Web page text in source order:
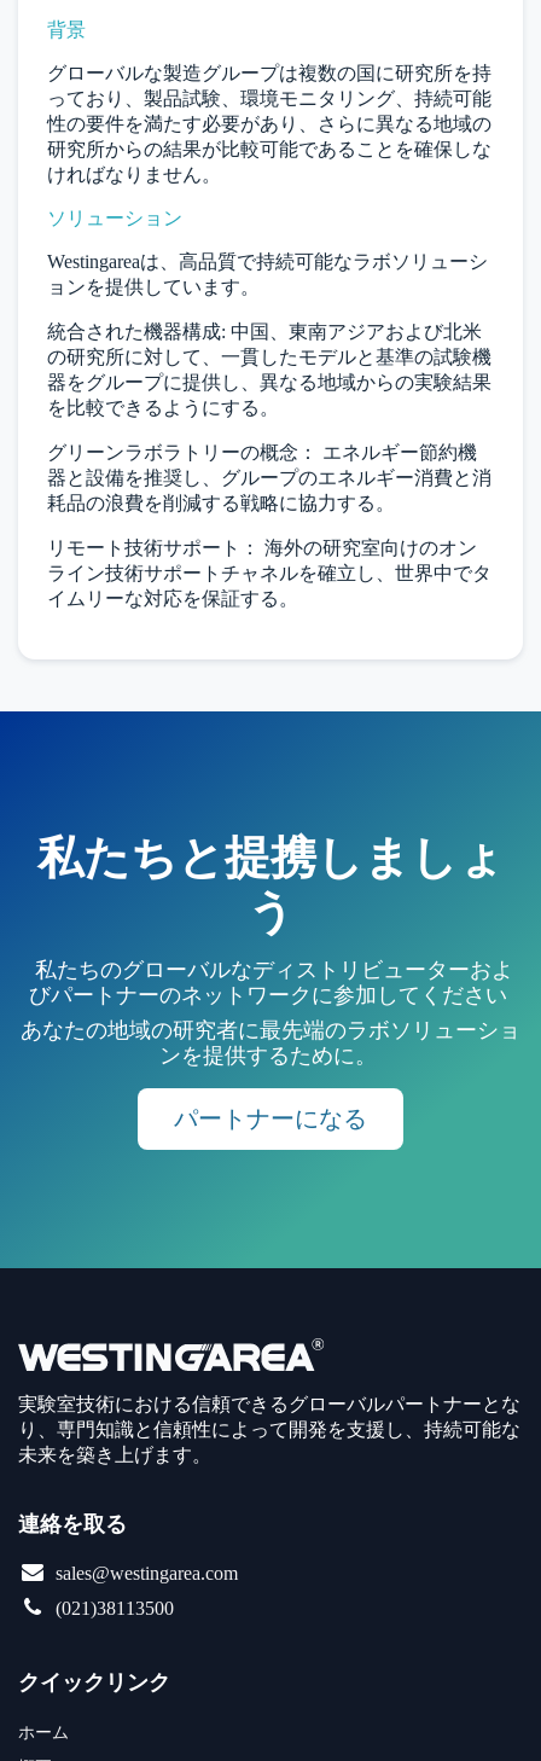
背景
グローバルな製造グループは複数の国に研究所を持
っており、製品試験、環境モニタリング、持続可能
性の要件を満たす必要があり、さらに異なる地域の
研究所からの結果が比較可能であることを確保しな
ければなりません。
ソリューション
Westingareaは、高品質で持続可能なラボソリューシ
ョンを提供しています。
統合された機器構成: 中国、東南アジアおよび北米
の研究所に対して、一貫したモデルと基準の試験機
器をグループに提供し、異なる地域からの実験結果
を比較できるようにする。
グリーンラボラトリーの概念：
エネルギー節約機
器と設備を推奨し、グループのエネルギー消費と消
耗品の浪費を削減する戦略に協力する。
リモート技術サポート： 海外の研究室向けのオン
ライン技術サポートチャネルを確立し、世界中でタ
イムリーな対応を保証する 。
私たちと提携しましょ
う
私たちのグローバルなディストリビューターおよ
びパートナーのネットワークに参加してください
あなたの地域の研究者に最先端のラボソリューショ
ンを提供するために。
パートナーになる
実験室技術における信頼できるグローバルパートナーとな
り、専門知識と信頼性によって開発を支援し、持続可能な
未来を築き上げます。
連絡を取る
sales@westingarea.com
(021)38113500
クイックリンク
ホーム